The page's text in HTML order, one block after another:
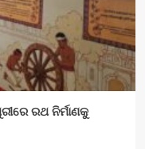
ରଥ ନିର୍ମାଣକୁ